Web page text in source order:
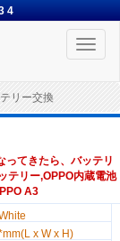
4
Toggle
リー交換
ってきたら、バッテリ
テリー,OPPO内蔵電池
A3
x W x H)